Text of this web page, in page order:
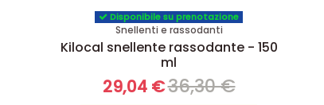
Disponibile su prenotazione
Snellenti e rassodanti
Kilocal snellente rassodante - 150
ml
29,04 €36,30 €